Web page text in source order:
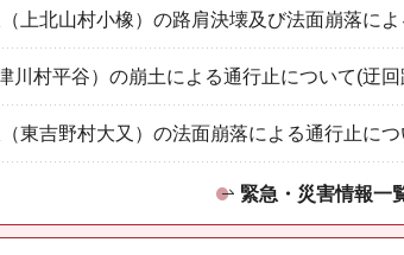
上北山村小橡）の路肩決壊及び法面崩落に
川村平谷）の崩土による通行止について(迂
東吉野村大又）の法面崩落による通行止に
緊急・災害情報一